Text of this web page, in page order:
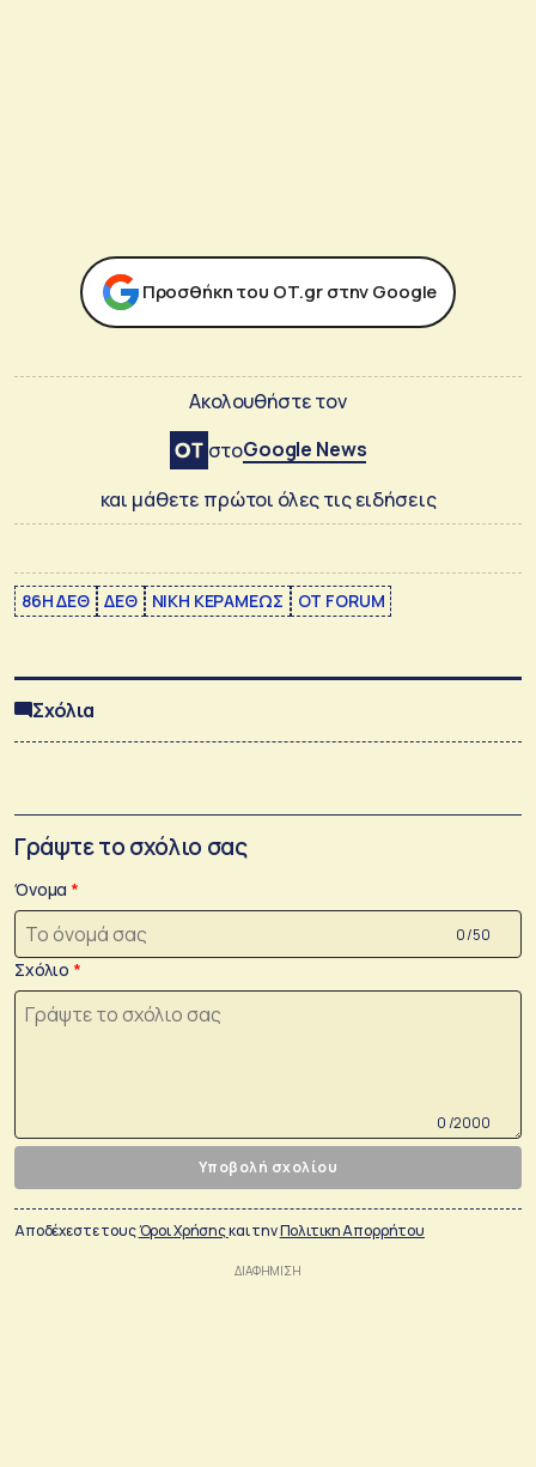
Προσθήκη του ΟΤ.gr στην Google
Ακολουθήστε τον
στοGoogle News
και μάθετε πρώτοι όλες τις ειδήσεις
86Η ΔΕΘ ΔΕΘ ΝΙΚΗ ΚΕΡΑΜΕΩΣ ΟΤ FORUM
Σχόλια
Γράψτε το σχόλιο σας
Όνομα
0 /50
Σχόλιο
0 /2000
Υποβολή σχολίου
Αποδέχεστε τουςΌροι Χρήσηςκαι τηνΠολιτικη Απορρήτου